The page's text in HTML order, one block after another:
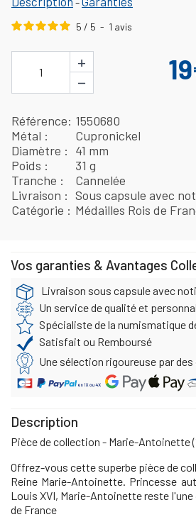
5 / 5 - 1 avis
1
+
−
Référence 1550680
Métal
Cupronickel
Diamètre
41 mm
Poids
31 g
Tranche
Cannelée
Livraison
Sous capsule avec
Catégorie
Médailles Rois de
Vos garanties & Avantages
Livraison sous capsule avec
Un service de qualité et
Spécialiste de la numismatique
Satisfait ou Remboursé
Une sélection rigoureuse par
Description
Pièce de collection - Marie-Antoinette
Offrez-vous cette superbe pièce de
Reine Marie-Antoinette. Princesse
Louis XVI, Marie-Antoinette reste l'une
de France